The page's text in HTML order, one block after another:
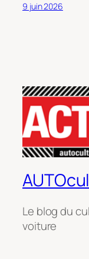
9 juin 2026
Le blog du
voiture